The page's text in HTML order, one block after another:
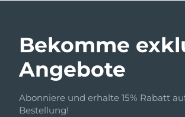
Bekomme
Angebote
Abonniere und erhalte 15% Rabatt
Bestellung!